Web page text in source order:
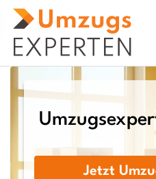
Jetzt